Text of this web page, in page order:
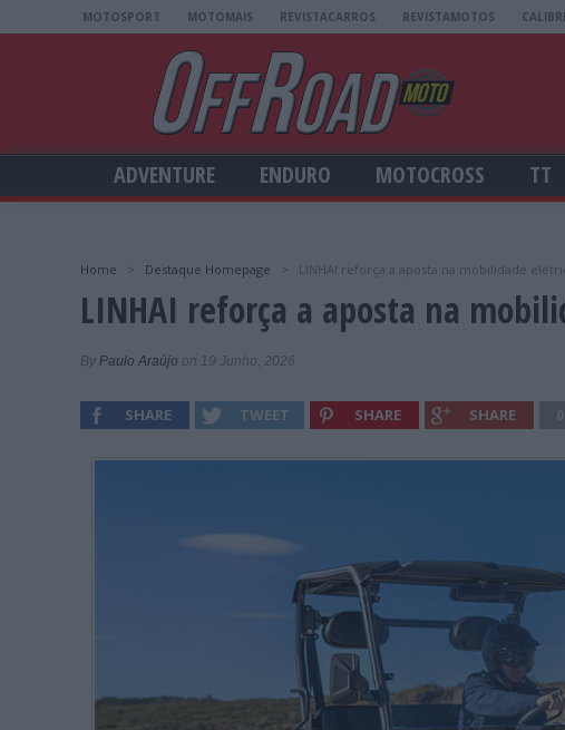
MOTOSPORT MOTOMAIS REVISTACARROS REVISTAMOTOS
ADVENTURE ENDURO MOTOCROSS TT
Home Destaque Homepage LINHAI reforça a aposta na mobilidade
LINHAI reforça a aposta na
By Paulo Araújo on 19 Junho, 2026
SHARE TWEET SHARE SHARE